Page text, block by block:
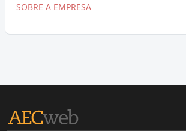
SOBRE A EMPRESA